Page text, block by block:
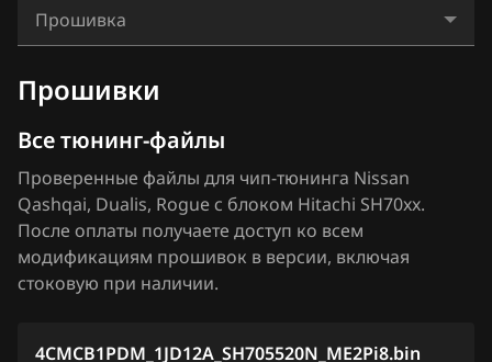
Bentley
BMW
Brilliance
BYD
Cadillac
Changan
Bosch ME7.9.20
Hitachi SH7254xx
Mitsubishi Melco MH8115F
Mitsubishi Melco SH7058
Altima
Bluebird
Cima
Cube
Elgrand
Frontier
2JCS62D8_13ZB6A_SH705828N
2XH1K19BDF1_1BB97D_SH705828N
2XHK19BDF_1BB97A_SH705828N
2XHK19BDF1_1BB84A_SH705828N
2XHK19BDF1_1BB95B_SH705828N
2XHK19BDF1_1BB95D_SH705828N
2XHK19BDF1_1BB97D_SH705828N
Прошивка
Прошивки
Все тюнинг-файлы
Проверенные файлы для чип-тюнинга Nissan
Qashqai, Dualis, Rogue с блоком Hitachi SH70xx.
После оплаты получаете доступ ко всем
модификациям прошивок в версии, включая
стоковую при наличии.
4CMCB1PDM_1JD12A_SH705520N_ME2Pi8.bin